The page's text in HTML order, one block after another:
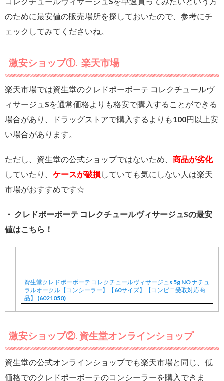
のために最安値の販売場所を探しておいたので、参考にチ
ェックしてみてくださいね。
激安ショップ①. 楽天市場
楽天市場では資生堂のクレドポーボーテ コレクチュールヴ
ィサージュSを通常価格よりも格安で購入することができる
場合があり、ドラッグストアで購入するよりも100円以上安
い場合があります。
ただし、資生堂の公式ショップではないため、 商品が劣化
していたり、 ケースが破損 していても気にしない人は楽天
市場がおすすめです☆
・ クレドポーボーテ コレクチュールヴィサージュSの最安
値はこちら！
資生堂クレドポーボーテ コレクチュールヴィサージュs 5g NO ナチュ
ラルオークル【コンシーラー】【60サイズ】【コンビニ受取対応商
品】 (6021050)
激安ショップ②. 資生堂オンラインショップ
資生堂の公式オンラインショップでも楽天市場と同じ、低
価格でのクレドポーボーテのコンシーラーを購入できま